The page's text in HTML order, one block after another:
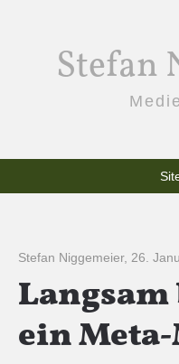
Stefan
Stefan Niggemeier, 26.
ein